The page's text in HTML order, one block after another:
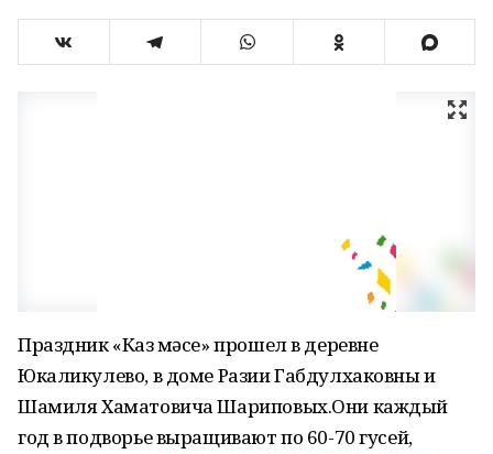
Праздник «Каз өмәсе» прошел в деревне
Юкаликулево, в доме Разии Габдулхаковны и
Шамиля Хаматовича Шариповых.Они каждый
год в подворье выращивают по 60-70 гусей,